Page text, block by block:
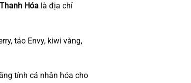
Hóalà địa chỉ
táo Envy, kiwi vàng,
tính cá nhân hóa cho